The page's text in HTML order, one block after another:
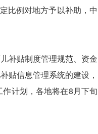
比例对地方予以补助，中
补贴制度管理规范、资金
贴信息管理系统的建设，
计划，各地将在8月下旬